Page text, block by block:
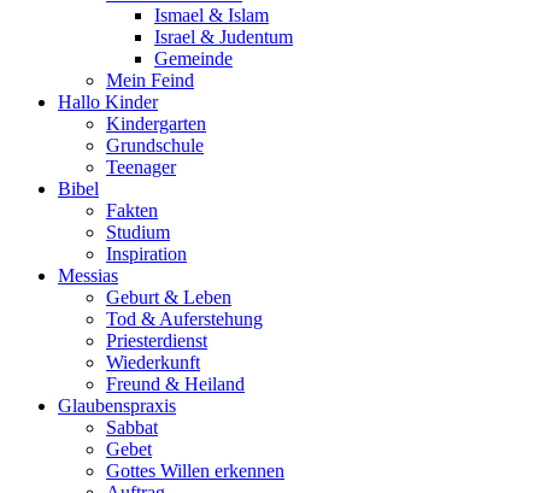
Ismael & Islam
Israel & Judentum
Gemeinde
Mein Feind
Hallo Kinder
Kindergarten
Grundschule
Teenager
Bibel
Fakten
Studium
Inspiration
Messias
Geburt & Leben
Tod & Auferstehung
Priesterdienst
Wiederkunft
Freund & Heiland
Glaubenspraxis
Sabbat
Gebet
Gottes Willen erkennen